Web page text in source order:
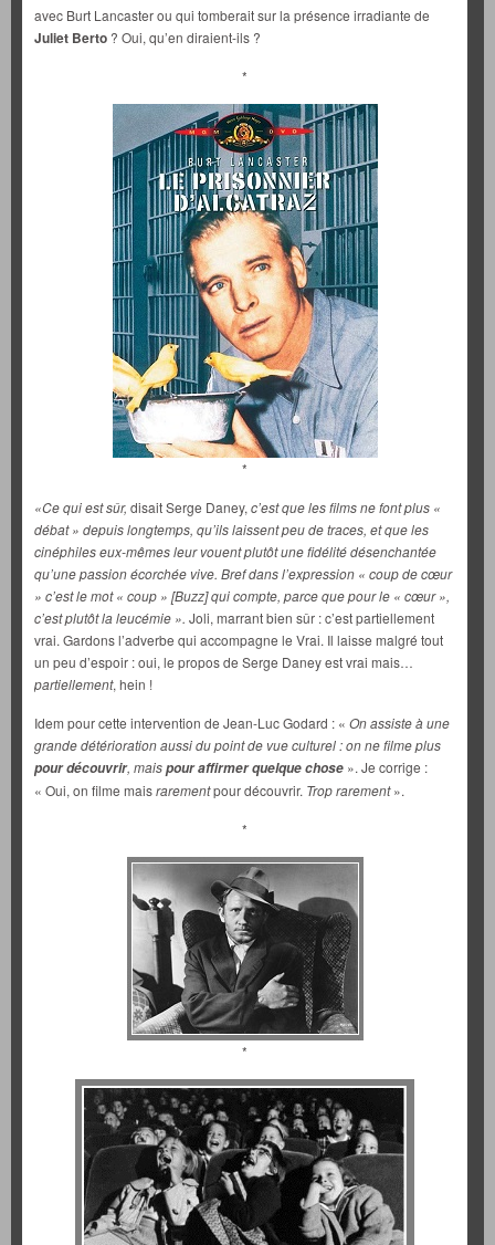
avec Burt Lancaster ou qui tomberait sur la présence irradiante de
Juliet Berto ? Oui, qu’en diraient-ils ?
*
*
«Ce qui est sûr, disait Serge Daney, c’est que les films ne font plus «
débat » depuis longtemps, qu’ils laissent peu de traces, et que les
cinéphiles eux-mêmes leur vouent plutôt une fidélité désenchantée
qu’une passion écorchée vive. Bref dans l’expression « coup de cœur
» c’est le mot « coup » [Buzz] qui compte, parce que pour le « cœur »,
c’est plutôt la leucémie ». Joli, marrant bien sûr : c’est partiellement
vrai. Gardons l’adverbe qui accompagne le Vrai. Il laisse malgré tout
un peu d’espoir : oui, le propos de Serge Daney est vrai mais…
partiellement, hein !
Idem pour cette intervention de Jean-Luc Godard : « On assiste à une
grande détérioration aussi du point de vue culturel : on ne filme plus
pour découvrir, maispour affirmer quelque chose ». Je corrige :
« Oui, on filme maisrarementpour découvrir. Trop rarement».
*
*